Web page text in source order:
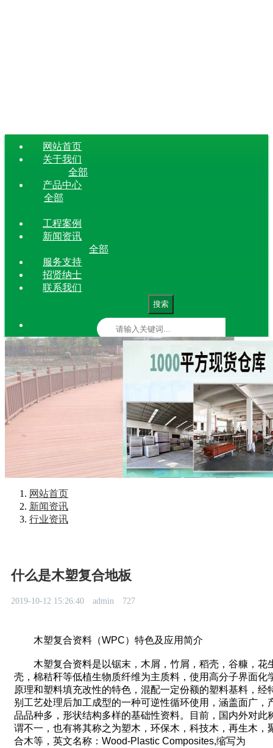
网站首页
关于我们
全部
产品中心
全部
工程案例
新闻资讯
全部
服务支持
招贤纳士
联系我们
搜索
网站首页
新闻资讯
行业资讯
什么是木塑复合地板
2019-10-12 15:26:40 admin 727
木塑复合资料（WPC）特色及应用简介
木塑复合资料是以锯末，木屑，竹屑，稻壳，谷糠，花
壳，棉秸秆等低植生物质纤维为主质料，使用高分子界面化
原理和塑料填充改性的特色，混配一定份额的塑料基料，经
别工艺处理后加工成型的一种可逆性循环使用，涵盖面广，
品品种多，形状结构多样的基础性资料。目前，国内外对此
谓不一，也有将其称之为塑木，环保木，科技木，再生木，
合木等，英文名称：Wood-Plastic Composites,缩写为